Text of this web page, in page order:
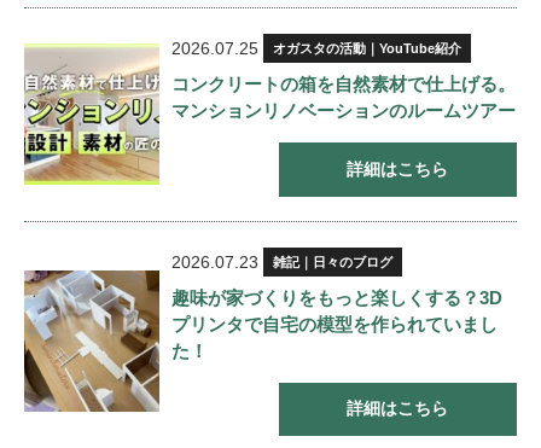
2026.07.25 オガスタの活動｜YouTube紹介
コンクリートの箱を自然素材で仕上げる。
マンションリノベーションのルームツアー
詳細はこちら
2026.07.23 雑記｜日々のブログ
趣味が家づくりをもっと楽しくする？3D
プリンタで自宅の模型を作られていまし
た！
詳細はこちら